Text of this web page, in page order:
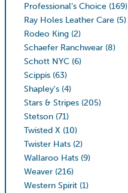
Professional’s Choice (169)
Ray Holes Leather Care (5)
Rodeo King (2)
Schaefer Ranchwear (8)
Schott NYC (6)
Scippis (63)
Shapley's (4)
Stars & Stripes (205)
Stetson (71)
Twisted X (10)
Twister Hats (2)
Wallaroo Hats (9)
Weaver (216)
Western Spirit (1)